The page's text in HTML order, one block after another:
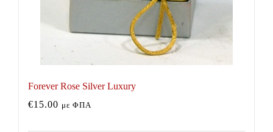
Forever Rose Silver Luxury
€15.00 με ΦΠΑ